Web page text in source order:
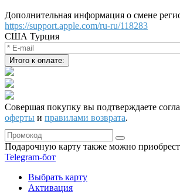
Дополнительная информация о смене
https://support.apple.com/ru-ru/118283
США Турция
Совершая покупку вы подтверждаете
оферты и правилами возврата.
Подарочную карту также можно
Telegram‑бот
Выбрать карту
Активация